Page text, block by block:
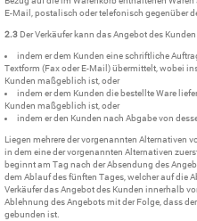
E-Mail, postalisch oder telefonisch gegenüber
2.3 Der Verkäufer kann das Angebot des
indem er dem Kunden eine schriftliche
Textform (Fax oder E-Mail) übermittelt, wobei
Kunden maßgeblich ist, oder
indem er dem Kunden die bestellte Ware
Kunden maßgeblich ist, oder
indem er den Kunden nach Abgabe von
Liegen mehrere der vorgenannten Alternativen
in dem eine der vorgenannten Alternativen
beginnt am Tag nach der Absendung des
dem Ablauf des fünften Tages, welcher auf die
Verkäufer das Angebot des Kunden innerhalb
Ablehnung des Angebots mit der Folge, dass
gebunden ist.